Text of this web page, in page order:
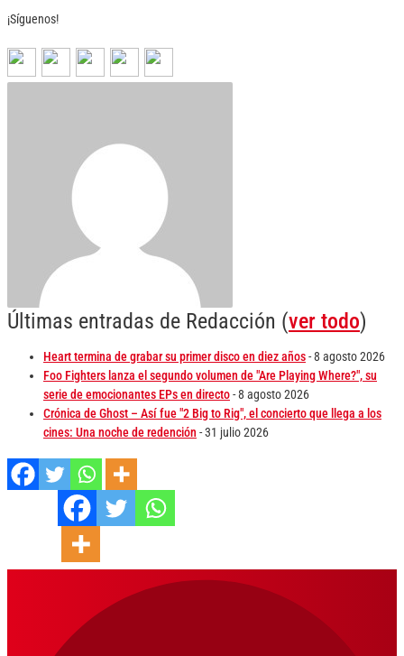
¡Síguenos!
Últimas entradas de Redacción (ver todo)
Heart termina de grabar su primer disco en diez años- 8 agosto 2026
Foo Fighters lanza el segundo volumen de "Are Playing Where?", su
serie de emocionantes EPs en directo- 8 agosto 2026
Crónica de Ghost – Así fue "2 Big to Rig", el concierto que llega a los
cines: Una noche de redención - 31 julio 2026